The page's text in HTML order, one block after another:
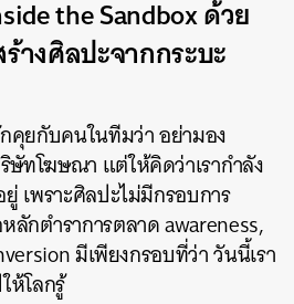
the Sandbox ด้วย
างศิลปะจากกระบะ
คุยกับคนในทีมว่า อย่ามอง
ษัทโฆษณา แต่ให้คิดว่าเรากำลัง
เพราะศิลปะไม่มีกรอบการ
ลักตำราการตลาด awareness,
มีเพียงกรอบที่ว่า วันนี้เรา
ห้โลกรู้